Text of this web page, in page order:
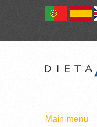
Main menu